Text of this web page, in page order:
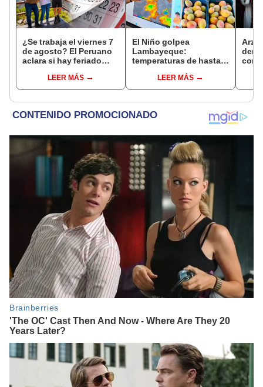
¿Se trabaja el viernes 7
de agosto? El Peruano
aclara si hay feriado
del 6 de agosto
LEER MÁS
El Niño golpea
Lambayeque:
temperaturas de hasta
producción de mango y
palta
LEER MÁS